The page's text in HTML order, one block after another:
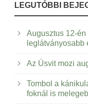
LEGUTÓBBI
Augusztus 12-
leglátványosabb
Az Úsvit mozi
Tombol a
foknál is